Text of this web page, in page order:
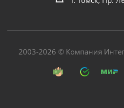
2003-2026 © Компания